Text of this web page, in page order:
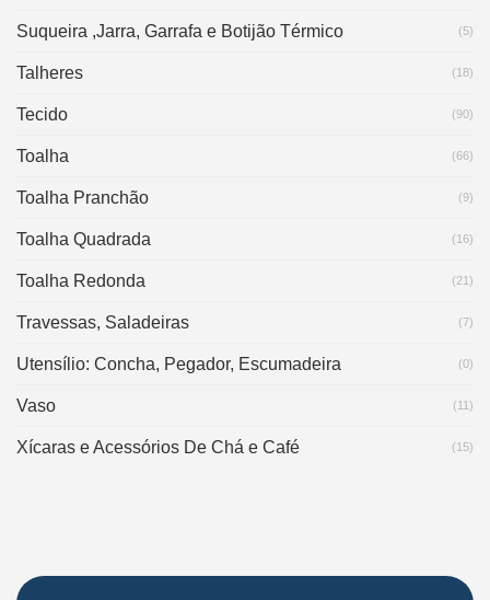
Suqueira ,Jarra, Garrafa e Botijão Térmico (5)
Talheres (18)
Tecido (90)
Toalha (66)
Toalha Pranchão (9)
Toalha Quadrada (16)
Toalha Redonda (21)
Travessas, Saladeiras (7)
Utensílio: Concha, Pegador, Escumadeira (0)
Vaso (11)
Xícaras e Acessórios De Chá e Café (15)